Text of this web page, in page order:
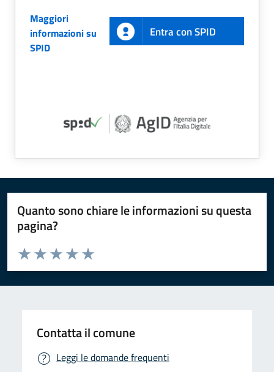
Maggiori
informazioni su
SPID
Entra con SPID
Quanto sono chiare le informazioni su questa
pagina?
Valuta da 1 a 5 stelle la pagina
Valuta 5 stelle su 5
Valuta 4 stelle su 5
Valuta 3 stelle su 5
Valuta 2 stelle su 5
Valuta 1 stelle su 5
Contatta il comune
Leggi le domande frequenti